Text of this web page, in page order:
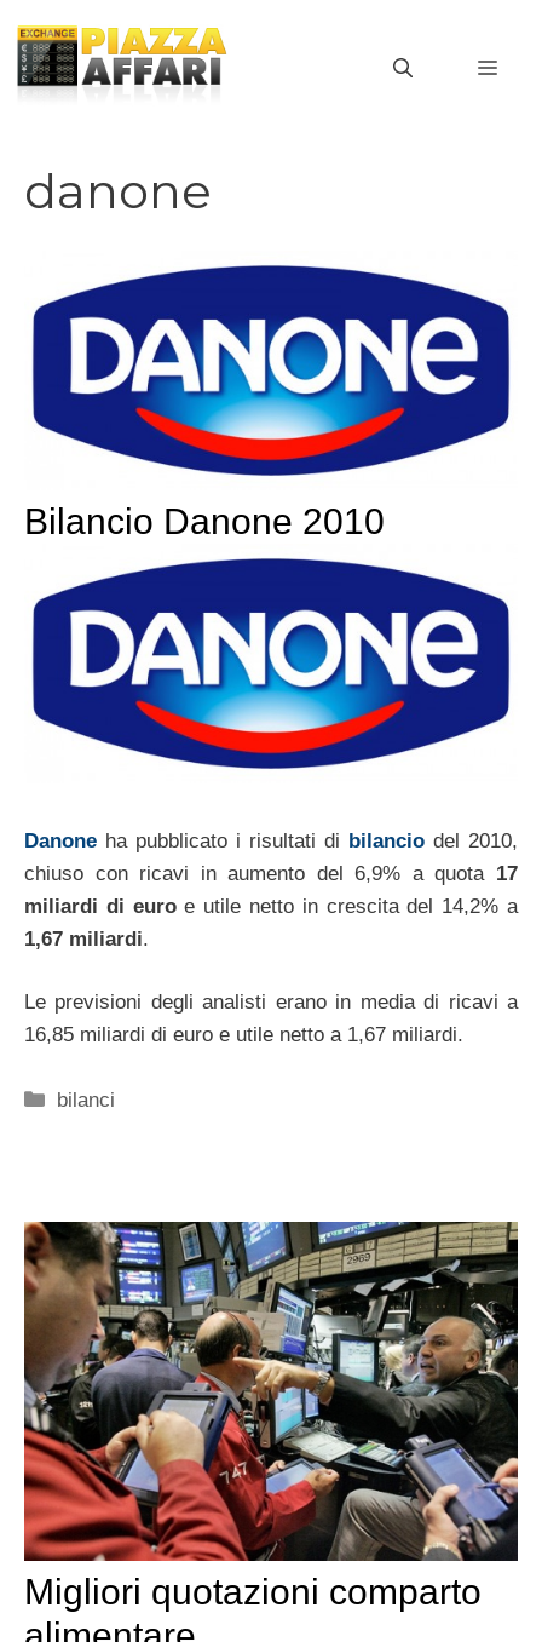
contenuto
danone
Bilancio Danone 2010
Danone ha pubblicato i risultati di bilancio del 2010,
chiuso con ricavi in aumento del 6,9% a quota 17
miliardi di euroe utile netto in crescita del 14,2% a
1,67 miliardi.
Le previsioni degli analisti erano in media di ricavi a
16,85 miliardi di euro e utile netto a 1,67 miliardi.
Categorie
bilanci
Migliori quotazioni comparto